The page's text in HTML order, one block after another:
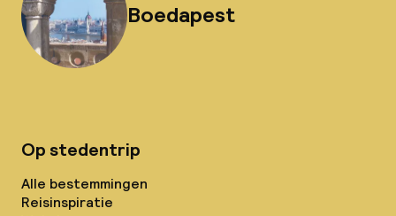
Boedapest
Op stedentrip
Alle bestemmingen
Reisinspiratie